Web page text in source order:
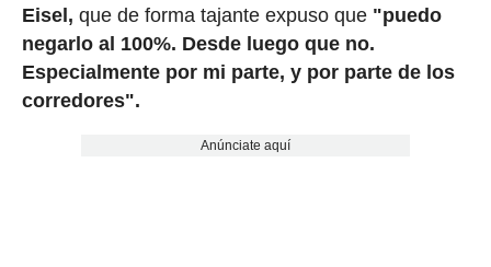
Eisel, que de forma tajante expuso que "puedo
negarlo al 100%. Desde luego que no.
Especialmente por mi parte, y por parte de los
corredores".
Anúnciate aquí